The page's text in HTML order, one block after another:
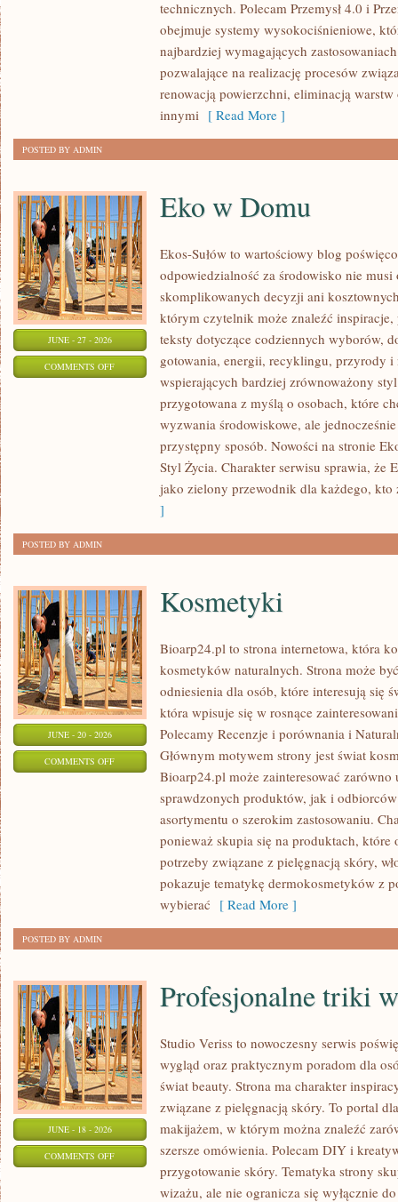
technicznych. Polecam Przemysł 4.0 i
obejmuje systemy wysokociśnieniowe,
najbardziej wymagających
pozwalające na realizację procesów
renowacją powierzchni, eliminacją
innymi [ Read More ]
POSTED BY ADMIN
JUNE - 27 - 2026
COMMENTS OFFON
Eko w Domu
Ekos-Sułów to wartościowy blog
odpowiedzialność za środowisko nie
skomplikowanych decyzji ani
którym czytelnik może znaleźć inspiracje,
teksty dotyczące codziennych wyborów,
gotowania, energii, recyklingu, przyrody i
wspierających bardziej zrównoważony styl
przygotowana z myślą o osobach, które
wyzwania środowiskowe, ale
przystępny sposób. Nowości na stronie
Styl Życia. Charakter serwisu sprawia, że
jako zielony przewodnik dla każdego, kto
]
POSTED BY ADMIN
JUNE - 20 - 2026
COMMENTS OFFON
KOSMETYKI
Kosmetyki
Bioarp24.pl to strona internetowa, która
kosmetyków naturalnych. Strona może
odniesienia dla osób, które interesują się
która wpisuje się w rosnące
Polecamy Recenzje i porównania i
Głównym motywem strony jest świat
Bioarp24.pl może zainteresować
sprawdzonych produktów, jak i
asortymentu o szerokim zastosowaniu.
ponieważ skupia się na produktach, które
potrzeby związane z pielęgnacją skóry,
pokazuje tematykę dermokosmetyków z
wybierać [ Read More ]
POSTED BY ADMIN
JUNE - 18 - 2026
COMMENTS OFFON
PROFESJONALNE
Profesjonalne triki
Studio Veriss to nowoczesny serwis
wygląd oraz praktycznym poradom dla
świat beauty. Strona ma charakter
związane z pielęgnacją skóry. To portal
makijażem, w którym można znaleźć
szersze omówienia. Polecam DIY i
przygotowanie skóry. Tematyka strony
wizażu, ale nie ogranicza się wyłącznie